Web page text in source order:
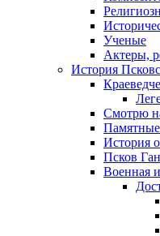
Ученые
Актеры,
История
Смотрю
Памятные
История
Псков
Военная